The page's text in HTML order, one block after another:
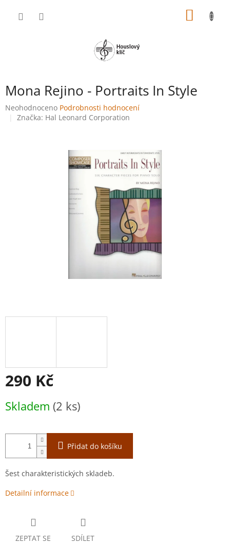
Mona Rejino - Portraits In Style
Průměrné
hodnocení
Neohodnoceno Podrobnosti hodnocení
Značka: Hal Leonard Corporation
290 Kč
cena:
Skladem (2 ks)
Přidat do košíku
Šest charakteristických skladeb.
Detailní informace
ZEPTAT SE SDÍLET